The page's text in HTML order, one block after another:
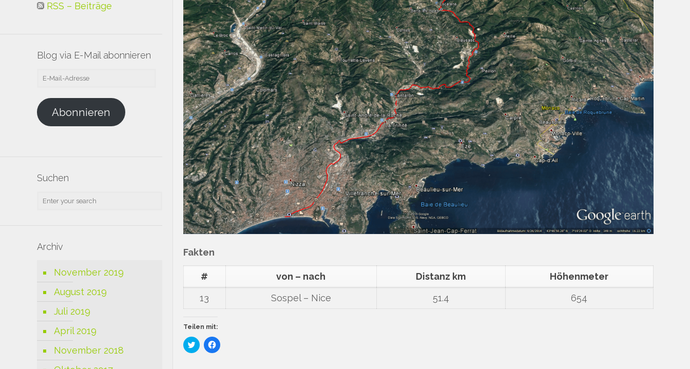
Fakten
# von – nach Distanz km
Höhenmeter
13
Sospel – Nice 51.4 654
Teilen mit:
Klick,
um
Klick,
um
RSS – Beiträge
Blog via E-Mail abonnieren
E-
Abonnieren
Suchen
Archiv
November 2019
August 2019
Juli 2019
April 2019
November 2018